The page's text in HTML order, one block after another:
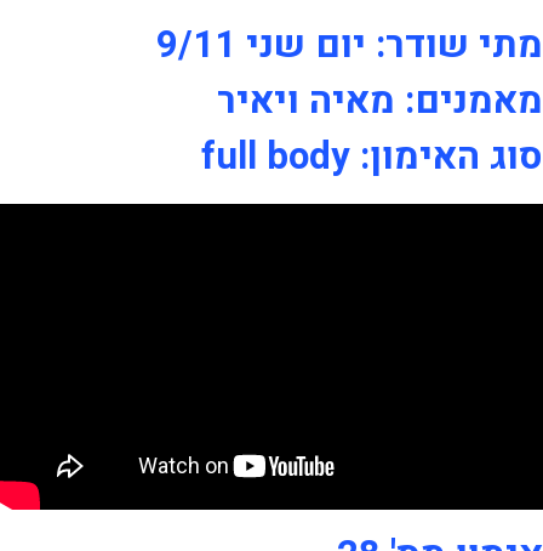
מתי שודר: יום שני 9/11
מאמנים: מאיה ויאיר
סוג האימון: full body